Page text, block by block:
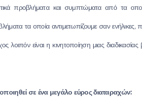
προβλήματα και συμπτώματα από τα
τα οποία αντιμετωπίζουμε σαν ενήλικες,
λοιπόν είναι η κινητοποίηση μιας
σε ένα μεγάλο εύρος διαταραχών: